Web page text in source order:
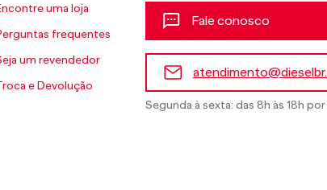
uma loja
frequentes
um revendedor
e Devolução
Fale conosco
Segunda à sexta: das 8h às 18h